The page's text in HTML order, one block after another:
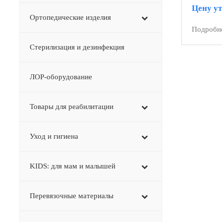
Цену
Ортопедические изделия
Стерилизация и дезинфекция
ЛОР-оборудование
Товары для реабилитации
Уход и гигиена
KIDS: для мам и малышей
Перевязочные материалы